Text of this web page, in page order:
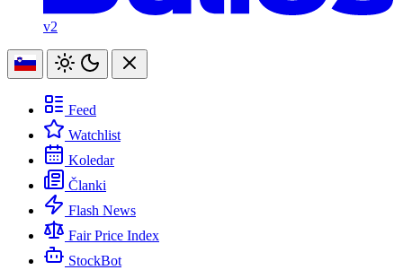
v2
Feed
Watchlist
Koledar
Članki
Flash News
Fair Price Index
StockBot